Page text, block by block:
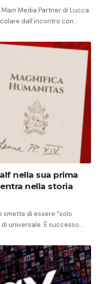
Media Partner di Lucca
dall’incontro con…
nella sua prima
nella storia
smette di essere “solo
universale. È successo…